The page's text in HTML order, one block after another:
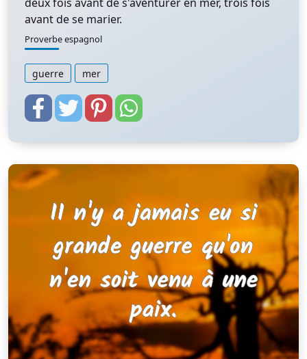
avant de se marier.
Proverbe espagnol
guerre mer